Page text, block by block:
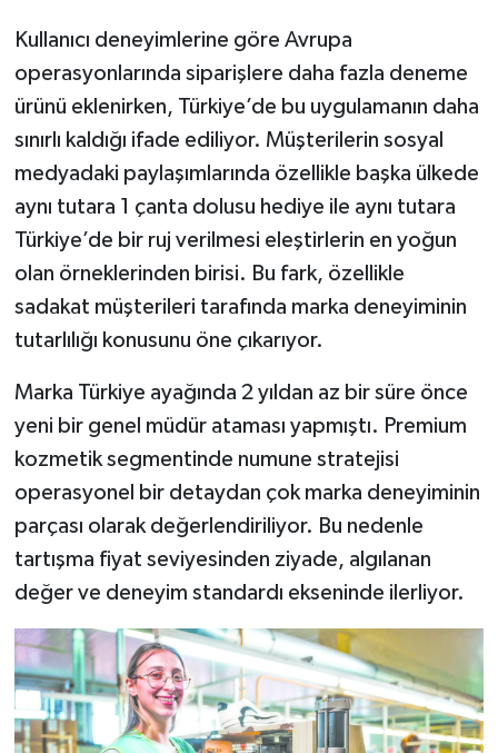
Kullanıcı deneyimlerine göre Avrupa
operasyonlarında siparişlere daha fazla deneme
ürünü eklenirken, Türkiye’de bu uygulamanın daha
sınırlı kaldığı ifade ediliyor. Müşterilerin sosyal
medyadaki paylaşımlarında özellikle başka ülkede
aynı tutara 1 çanta dolusu hediye ile aynı tutara
Türkiye’de bir ruj verilmesi eleştirlerin en yoğun
olan örneklerinden birisi. Bu fark, özellikle
sadakat müşterileri tarafında marka deneyiminin
tutarlılığı konusunu öne çıkarıyor.
Marka Türkiye ayağında 2 yıldan az bir süre önce
yeni bir genel müdür ataması yapmıştı. Premium
kozmetik segmentinde numune stratejisi
operasyonel bir detaydan çok marka deneyiminin
parçası olarak değerlendiriliyor. Bu nedenle
tartışma fiyat seviyesinden ziyade, algılanan
değer ve deneyim standardı ekseninde ilerliyor.